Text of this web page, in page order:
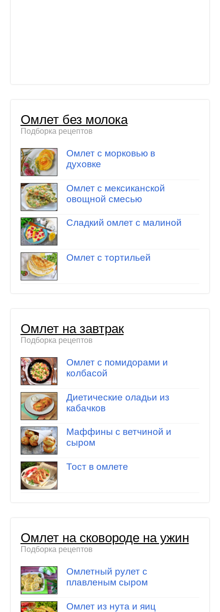
Омлет без молока
Подборка рецептов
Омлет с морковью в
духовке
Омлет с мексиканской
овощной смесью
Сладкий омлет с малиной
Омлет с тортильей
Омлет на завтрак
Подборка рецептов
Омлет с помидорами и
колбасой
Диетические оладьи из
кабачков
Маффины с ветчиной и
сыром
Тост в омлете
Омлет на сковороде на ужин
Подборка рецептов
Омлетный рулет с
плавленым сыром
Омлет из нута и яиц